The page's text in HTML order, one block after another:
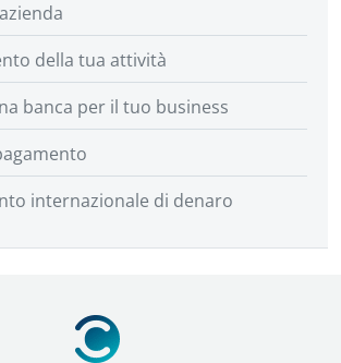
della tua attività
banca per il tuo business
internazionale di denaro